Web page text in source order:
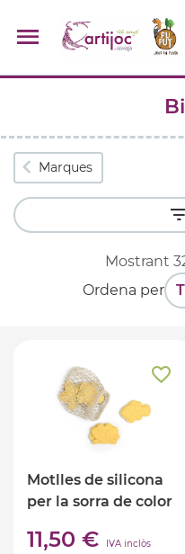
disfressa
camio
parquing
Marques
Mostrant
Ordena per
Motlles de silicona
per la sorra de color
11,50 € IVA inclòs